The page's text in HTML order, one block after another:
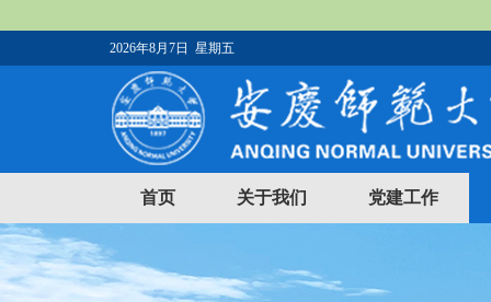
2026年8月7日 星期五
首页 关于我们 党建工作